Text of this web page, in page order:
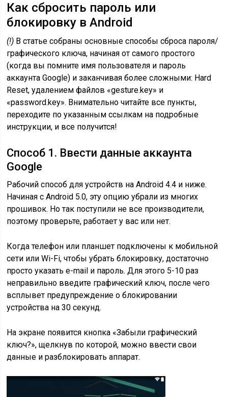
Как сбросить пароль или
блокировку в Android
(!) В статье собраны основные способы сброса пароля/
графического ключа, начиная от самого простого
(когда вы помните имя пользователя и пароль
аккаунта Google) и заканчивая более сложными: Hard
Reset, удалением файлов «gesture.key» и
«password.key». Внимательно читайте все пункты,
переходите по указанным ссылкам на подробные
инструкции, и все получится!
Способ 1. Ввести данные аккаунта
Google
Рабочий способ для устройств на Android 4.4 и ниже.
Начиная с Android 5.0, эту опцию убрали из многих
прошивок. Но так поступили не все производители,
поэтому проверьте, работает у вас или нет.
Когда телефон или планшет подключены к мобильной
сети или Wi-Fi, чтобы убрать блокировку, достаточно
просто указать e-mail и пароль. Для этого 5-10 раз
неправильно введите графический ключ, после чего
всплывет предупреждение о блокировании
устройства на 30 секунд.
На экране появится кнопка «Забыли графический
ключ?», щелкнув по которой, можно ввести свои
данные и разблокировать аппарат.